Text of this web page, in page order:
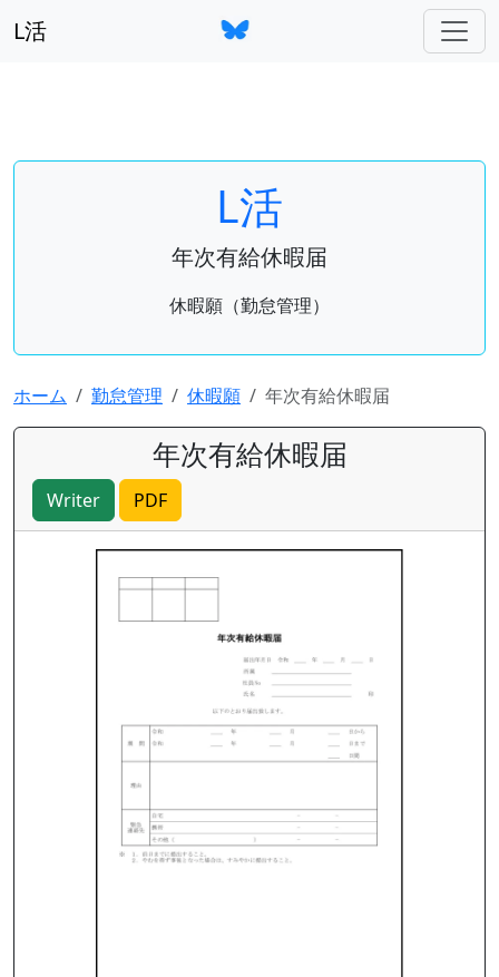
L活
L活
年次有給休暇届
休暇願（勤怠管理）
ホーム 勤怠管理 休暇願 年次有給休暇届
年次有給休暇届
Writer PDF